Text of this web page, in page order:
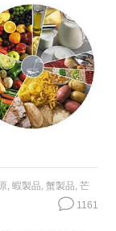
, 蝦製品, 蟹製品, 芒
1161